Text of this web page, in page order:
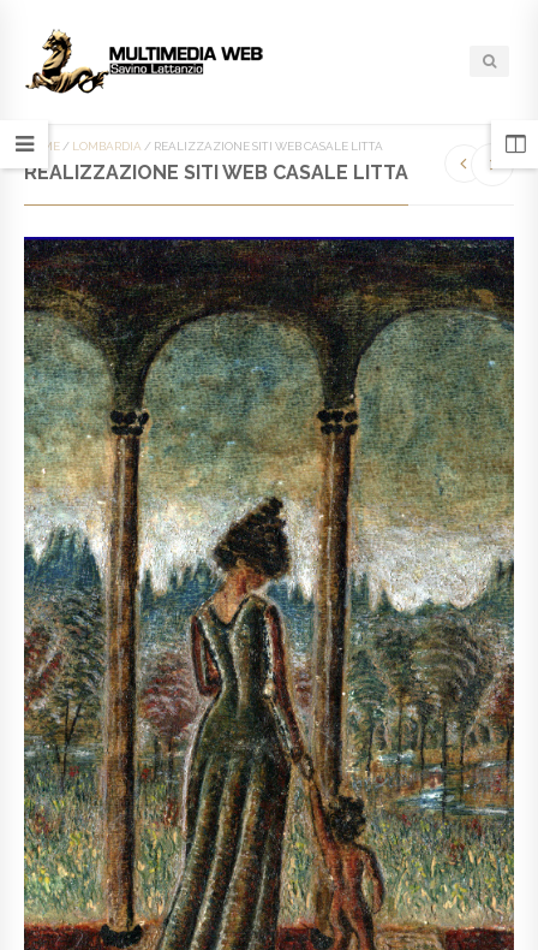
HOME / LOMBARDIA / REALIZZAZIONE SITI WEB CASALE LITTA
REALIZZAZIONE SITI WEB CASALE LITTA